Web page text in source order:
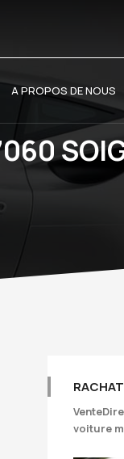
A PROPOS DE NOUS
voiture